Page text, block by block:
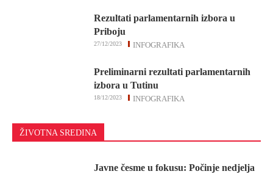
Rezultati parlamentarnih izbora u
Priboju
INFOGRAFIKA
27/12/2023
Preliminarni rezultati parlamentarnih
izbora u Tutinu
INFOGRAFIKA
18/12/2023
ŽIVOTNA SREDINA
Javne česme u fokusu: Počinje nedjelja